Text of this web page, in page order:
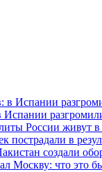
Испании
России живут
в
создали
Москву: что это